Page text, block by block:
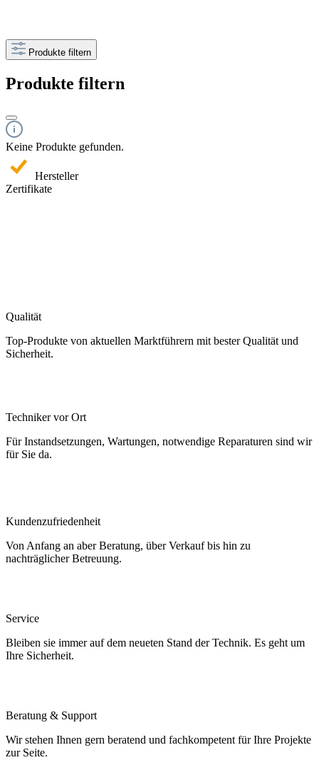
Produkte filtern
Produkte filtern
Keine Produkte gefunden.
Hersteller
Zertifikate
Qualität
Top-Produkte von aktuellen Marktführern mit bester Qualität und
Sicherheit.
Techniker vor Ort
Für Instandsetzungen, Wartungen, notwendige Reparaturen sind wir
für Sie da.
Kundenzufriedenheit
Von Anfang an aber Beratung, über Verkauf bis hin zu
nachträglicher Betreuung.
Service
Bleiben sie immer auf dem neueten Stand der Technik. Es geht um
Ihre Sicherheit.
Beratung & Support
Wir stehen Ihnen gern beratend und fachkompetent für Ihre Projekte
zur Seite.